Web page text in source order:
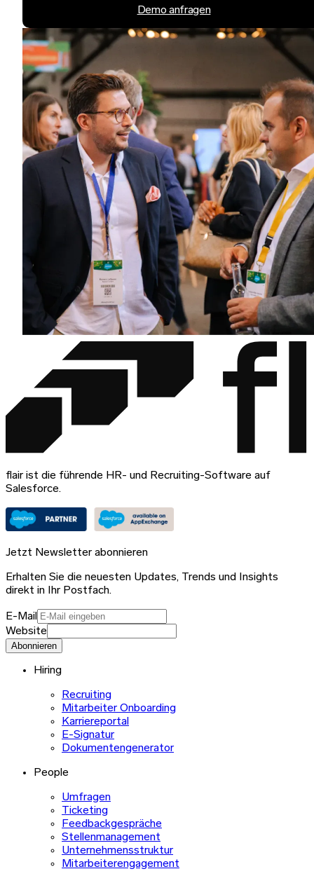
Demo anfragen
flair ist die führende HR- und Recruiting-Software auf
Salesforce.
Jetzt Newsletter abonnieren
Erhalten Sie die neuesten Updates, Trends und Insights
direkt in Ihr Postfach.
E-Mail
Website
Abonnieren
Hiring
Recruiting
Mitarbeiter Onboarding
Karriereportal
E-Signatur
Dokumentengenerator
People
Umfragen
Ticketing
Feedbackgespräche
Stellenmanagement
Unternehmensstruktur
Mitarbeiterengagement